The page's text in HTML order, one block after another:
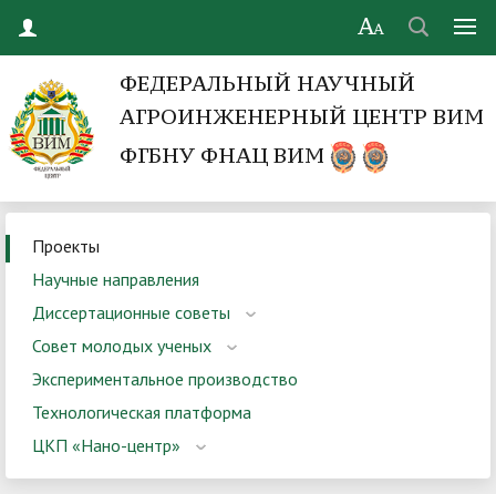
ФЕДЕРАЛЬНЫЙ НАУЧНЫЙ
АГРОИНЖЕНЕРНЫЙ ЦЕНТР ВИМ
ФГБНУ ФНАЦ ВИМ
Проекты
Научные направления
Диссертационные советы
Совет молодых ученых
Экспериментальное производство
Технологическая платформа
ЦКП «Нано-центр»